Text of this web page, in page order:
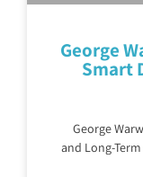
George
Smart
George
and Long-